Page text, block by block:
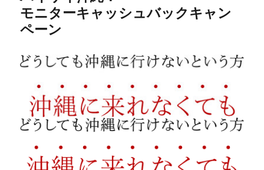
モニターキャッシュバックキャン
ペーン